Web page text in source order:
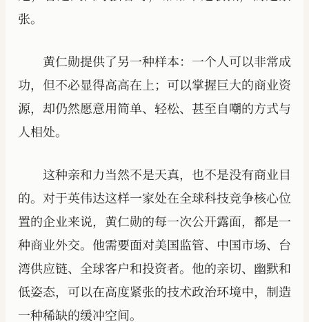
张。
黄仁勋提供了另一种样本：一个人可以非常成
功，但不必显得高高在上；可以掌握巨大的商业资
源，却仍然愿意用简单、轻松、甚至自嘲的方式与
人相处。
这种亲和力当然不是天真，也不是没有商业目
的。对于英伟达这样一家处在全球科技竞争核心位
置的企业来说，黄仁勋的每一次公开露面，都是一
种商业外交。他需要面对美国监管、中国市场、台
湾供应链、全球客户和投资者。他的亲切、幽默和
低姿态，可以在高度紧张的技术政治环境中，制造
一种稀缺的缓冲空间。